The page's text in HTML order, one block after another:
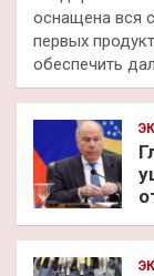
оснащена вся
первых
обеспечить